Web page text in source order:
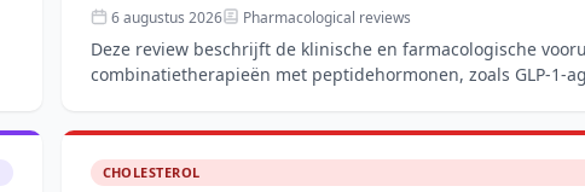
6 augustus 2026 Pharmacological reviews
Deze review beschrijft de klinische en farmacologische
combinatietherapieën met peptidehormonen, zoals GLP-1-
CHOLESTEROL